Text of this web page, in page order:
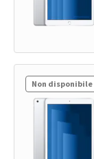
Non disponibile